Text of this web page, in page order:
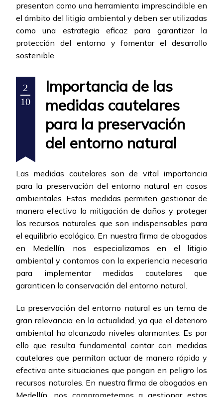
presentan como una herramienta imprescindible en
el ámbito del litigio ambiental y deben ser utilizadas
como una estrategia eficaz para garantizar la
protección del entorno y fomentar el desarrollo
sostenible.
2
10
Importancia de las
medidas cautelares
para la preservación
del entorno natural
Las medidas cautelares son de vital importancia
para la preservación del entorno natural en casos
ambientales. Estas medidas permiten gestionar de
manera efectiva la mitigación de daños y proteger
los recursos naturales que son indispensables para
el equilibrio ecológico. En nuestra firma de abogados
en Medellín, nos especializamos en el litigio
ambiental y contamos con la experiencia necesaria
para implementar medidas cautelares que
garanticen la conservación del entorno natural.
La preservación del entorno natural es un tema de
gran relevancia en la actualidad, ya que el deterioro
ambiental ha alcanzado niveles alarmantes. Es por
ello que resulta fundamental contar con medidas
cautelares que permitan actuar de manera rápida y
efectiva ante situaciones que pongan en peligro los
recursos naturales. En nuestra firma de abogados en